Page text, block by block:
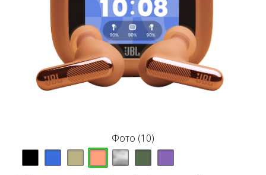
Фото (10)